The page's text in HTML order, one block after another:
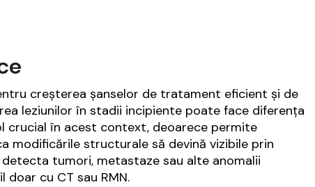
creșterea șanselor de tratament eficient și de
leziunilor în stadii incipiente poate face diferența
crucial în acest context, deoarece permite
modificările structurale să devină vizibile prin
tumori, metastaze sau alte anomalii
cu CT sau RMN.